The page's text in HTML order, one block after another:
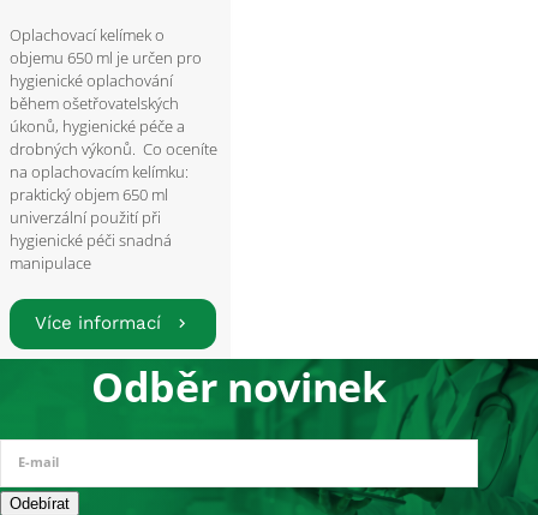
Oplachovací kelímek o
objemu 650 ml je určen pro
hygienické oplachování
během ošetřovatelských
úkonů, hygienické péče a
drobných výkonů. Co oceníte
na oplachovacím kelímku:
praktický objem 650 ml
univerzální použití při
hygienické péči snadná
manipulace
Více informací
Odběr novinek
E-mail